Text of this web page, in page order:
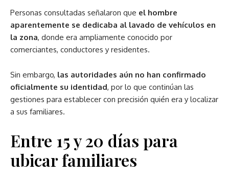
Personas consultadas señalaron que el hombre
aparentemente se dedicaba al lavado de vehículos en
la zona, donde era ampliamente conocido por
comerciantes, conductores y residentes.
Sin embargo, las autoridades aún no han confirmado
oficialmente su identidad, por lo que continúan las
gestiones para establecer con precisión quién era y localizar
a sus familiares.
Entre 15 y 20 días para
ubicar familiares